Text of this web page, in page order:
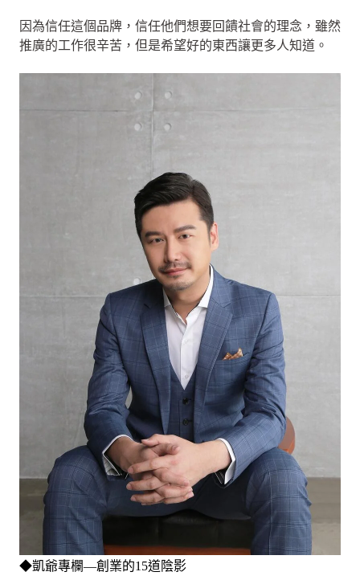
因為信任這個品牌，信任他們想要回饋社會的理念，雖然
推廣的工作很辛苦，但是希望好的東西讓更多人知道。
◆凱爺專欄—創業的15道陰影